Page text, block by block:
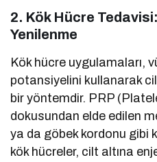
2. Kök Hücre
Yenilenme
Kök hücre uygulamaları,
potansiyelini kullanarak
bir yöntemdir. PRP
dokusundan elde edilen
ya da göbek kordonu gibi
kök hücreler, cilt altına